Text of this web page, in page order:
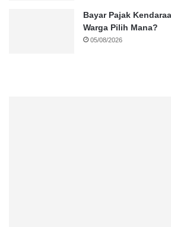
Bayar Pajak
Warga Pilih Mana?
05/08/2026